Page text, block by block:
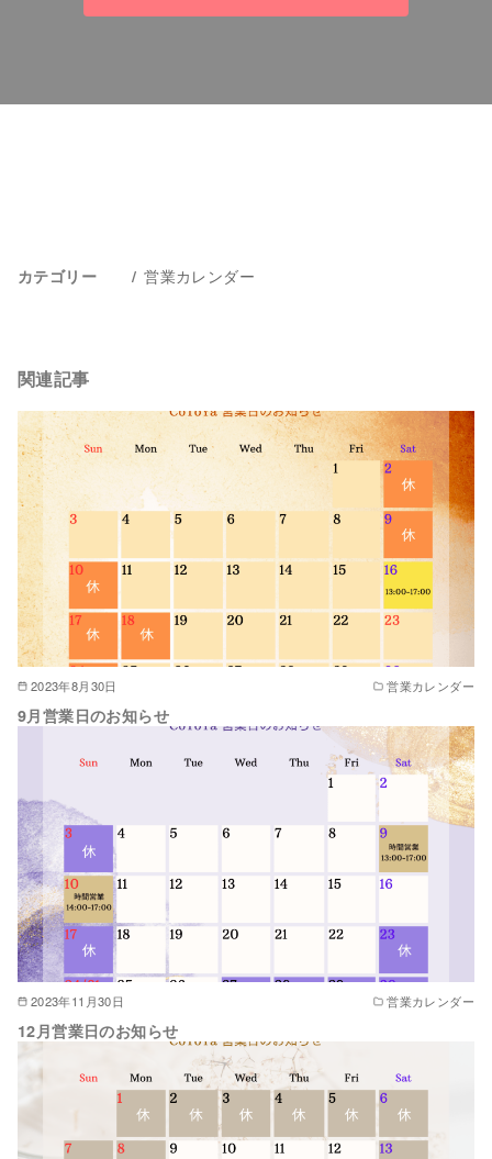
カテゴリー 営業カレンダー
関連記事
2023年8月30日 営業カレンダー
9月営業日のお知らせ
2023年11月30日 営業カレンダー
12月営業日のお知らせ